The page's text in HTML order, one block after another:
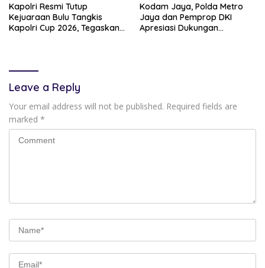
Kapolri Resmi Tutup
Kejuaraan Bulu Tangkis
Kapolri Cup 2026, Tegaskan
Kodam Jaya, Polda Metro
Jaya dan Pemprop DKI
Apresiasi Dukungan
Leave a Reply
Your email address will not be published. Required fields are
marked *